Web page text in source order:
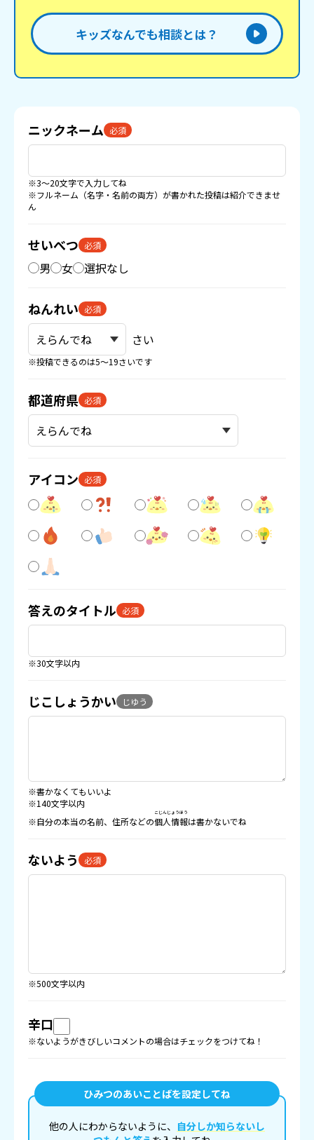
キッズなんでも相談とは？
ニックネーム 必須
※3〜20文字で入力してね
※フルネーム（名字・名前の両方）が書かれた投稿は紹介できませ
ん
せいべつ 必須
男 女 選択なし
ねんれい 必須
さい
※投稿できるのは5〜19さいです
都道府県 必須
アイコン 必須
答えのタイトル 必須
※30文字以内
じこしょうかい じゆう
※書かなくてもいいよ
※140文字以内
※自分の本当の名前、住所などの個人情報
こじんじょうほう
は書かないでね
ないよう 必須
※500文字以内
辛口
※ないようがきびしいコメントの場合はチェックをつけてね！
ひみつのあいことばを設定してね
他の人にわからないように、 自分しか知らないし